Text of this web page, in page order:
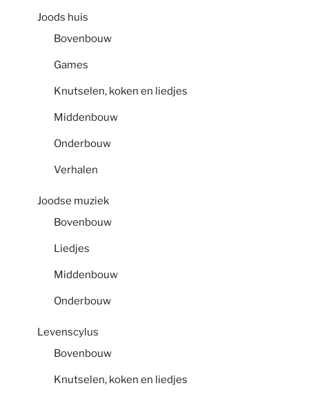
Joods huis
Bovenbouw
Games
Knutselen, koken en liedjes
Middenbouw
Onderbouw
Verhalen
Joodse muziek
Bovenbouw
Liedjes
Middenbouw
Onderbouw
Levenscylus
Bovenbouw
Knutselen, koken en liedjes